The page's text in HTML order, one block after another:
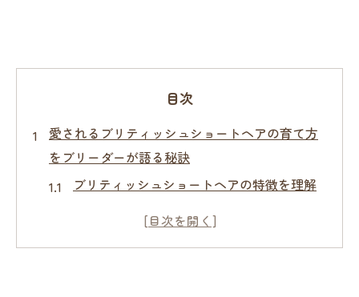
目次
愛されるブリティッシュショートヘアの育て方
をブリーダーが語る秘訣
ブリティッシュショートヘアの特徴を理解